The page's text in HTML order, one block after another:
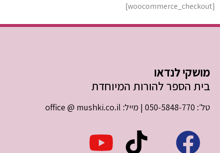
[woocommerce_checkout]
מושקי לנדאו
בית הספר להורות המיוחדת
טל׳: 050-5848-770 | מייל: office @ mushki.co.il